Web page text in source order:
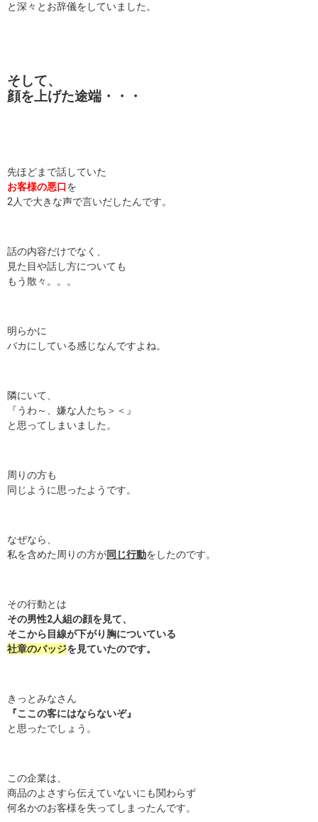
と深々とお辞儀をしていました。
そして、
顔を上げた途端・・・
先ほどまで話していた
お客様の悪口を
2人で大きな声で言いだしたんです。
話の内容だけでなく、
見た目や話し方についても
もう散々。。。
明らかに
バカにしている感じなんですよね。
隣にいて、
『うわ～、嫌な人たち＞＜』
と思ってしまいました。
周りの方も
同じように思ったようです。
なぜなら、
私を含めた周りの方が同じ行動をしたのです。
その行動とは
その男性2人組の顔を見て、
そこから目線が下がり胸についている
社章のバッジを見ていたのです。
きっとみなさん
『ここの客にはならないぞ』
と思ったでしょう。
この企業は、
商品のよさすら伝えていないにも関わらず
何名かのお客様を失ってしまったんです。